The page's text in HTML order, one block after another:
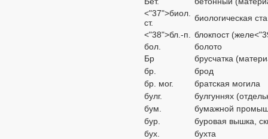
<"37">биол.
ст.
биологическая
<"38">бл.-п.
блокпост
бол.
болото
Бр
брусчатка
бр.
брод
бр. мог.
братская могила
булг.
булгуннях
бум.
бумажной
бур.
буровая вышка,
бух.
бухта